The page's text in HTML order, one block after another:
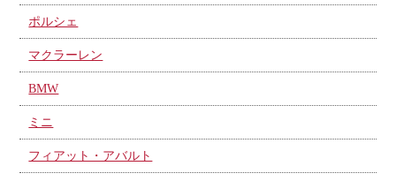
ポルシェ
マクラーレン
BMW
ミニ
フィアット・アバルト